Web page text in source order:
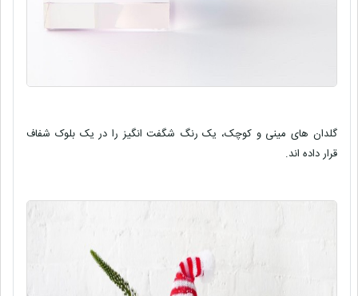
گلدان های مینی و کوچک، یک رنگ شگفت انگیز را در یک بلوک شفاف
قرار داده اند.